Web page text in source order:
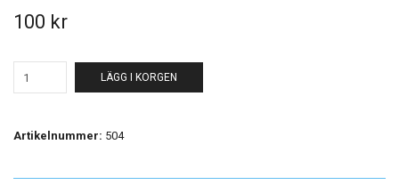
100 kr
LÄGG I KORGEN
Artikelnummer: 504